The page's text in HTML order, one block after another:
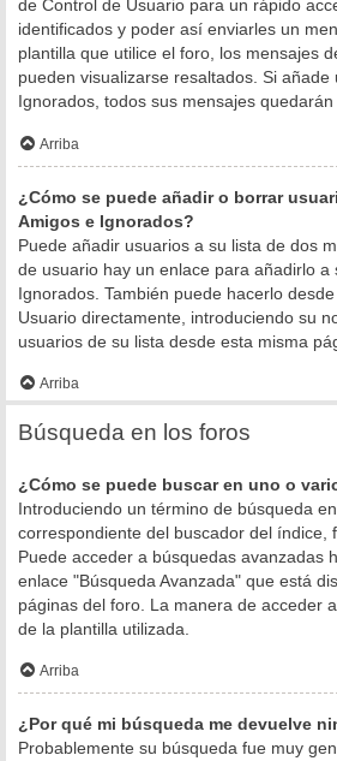
de Control de Usuario para un rápido
identificados y poder así enviarles un
plantilla que utilice el foro, los mensajes
pueden visualizarse resaltados. Si
Ignorados, todos sus mensajes quedarán
Arriba
¿Cómo se puede añadir o borrar
Amigos e Ignorados?
Puede añadir usuarios a su lista de dos
de usuario hay un enlace para añadirlo a
Ignorados. También puede hacerlo
Usuario directamente, introduciendo su
usuarios de su lista desde esta misma
Arriba
Búsqueda en los foros
¿Cómo se puede buscar en uno o
Introduciendo un término de búsqueda
correspondiente del buscador del índice,
Puede acceder a búsquedas avanzadas
enlace "Búsqueda Avanzada" que está
páginas del foro. La manera de acceder
de la plantilla utilizada.
Arriba
¿Por qué mi búsqueda me devuelve
Probablemente su búsqueda fue muy